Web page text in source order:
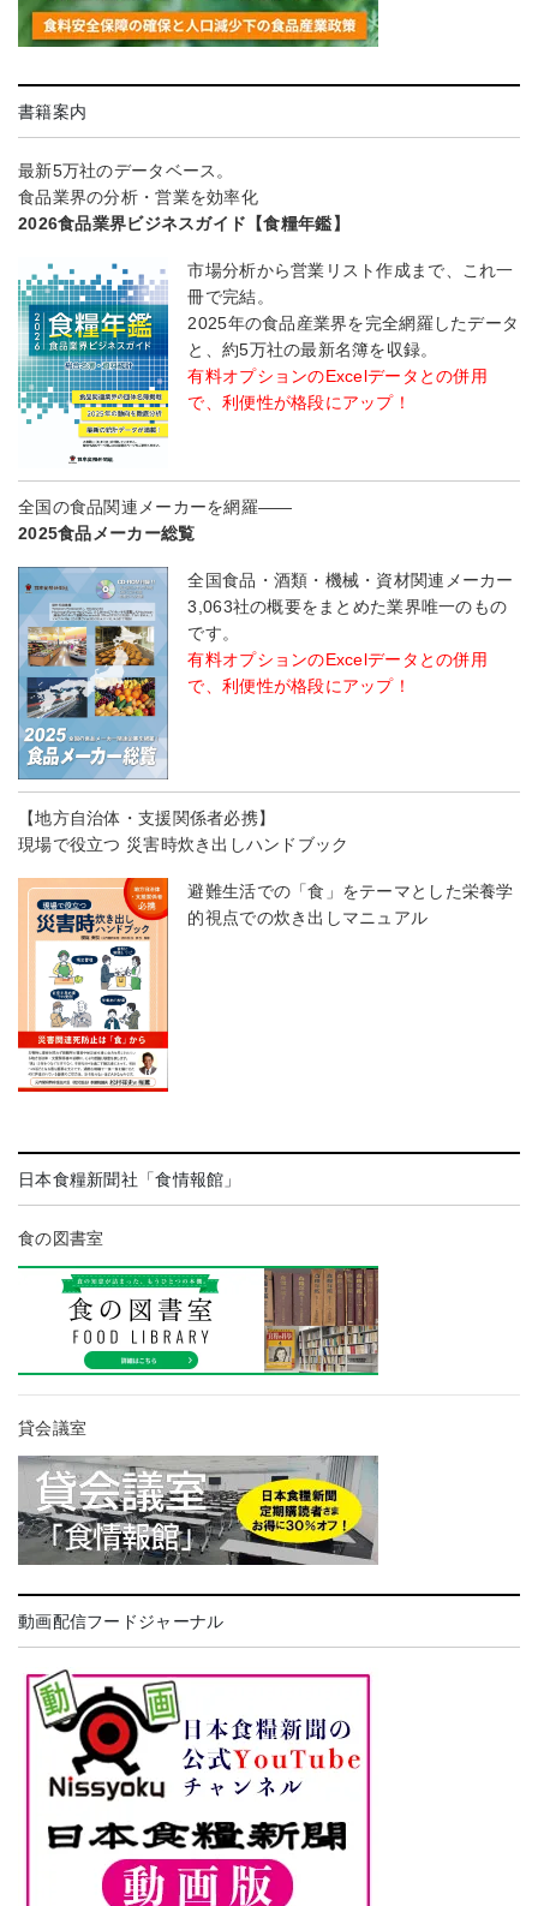
書籍案内
最新5万社のデータベース。
食品業界の分析・営業を効率化
2026食品業界ビジネスガイド【食糧年鑑】
市場分析から営業リスト作成まで、これ一
冊で完結。
2025年の食品産業界を完全網羅したデータ
と、約5万社の最新名簿を収録。
有料オプションのExcelデータとの併用
で、利便性が格段にアップ！
全国の食品関連メーカーを網羅――
2025食品メーカー総覧
全国食品・酒類・機械・資材関連メーカー
3,063社の概要をまとめた業界唯一のもの
です。
有料オプションのExcelデータとの併用
で、利便性が格段にアップ！
【地方自治体・支援関係者必携】
現場で役立つ 災害時炊き出しハンドブック
避難生活での「食」をテーマとした栄養学
的視点での炊き出しマニュアル
日本食糧新聞社「食情報館」
食の図書室
貸会議室
動画配信フードジャーナル